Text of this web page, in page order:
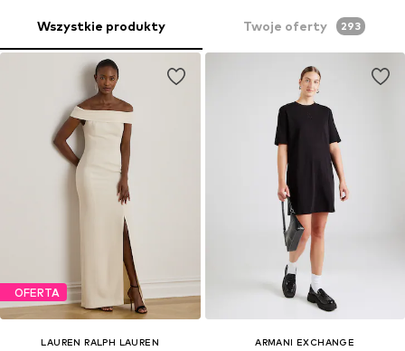
Wszystkie produkty Twoje oferty 293
OFERTA
LAUREN RALPH LAUREN
ARMANI EXCHANGE